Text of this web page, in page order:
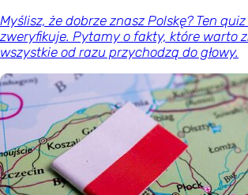
Myślisz, że dobrze znasz Polskę? Ten
zweryfikuje. Pytamy o fakty, które warto
wszystkie od razu przychodzą do głowy.